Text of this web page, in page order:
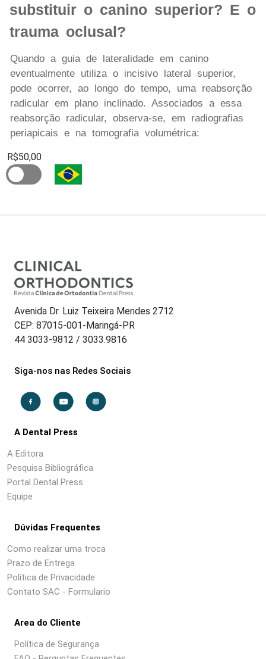
substituir o canino superior? E o
trauma oclusal?
Quando a guia de lateralidade em canino
eventualmente utiliza o incisivo lateral superior,
pode ocorrer, ao longo do tempo, uma reabsorção
radicular em plano inclinado. Associados a essa
reabsorção radicular, observa-se, em radiografias
periapicais e na tomografia volumétrica:
R$50,00
Avenida Dr. Luiz Teixeira Mendes 2712
CEP: 87015-001-Maringá-PR
44 3033-9812 / 3033.9816
Siga-nos nas Redes Sociais
A Dental Press
A Editora
Pesquisa Bibliográfica
Portal Dental Press
Equipe
Dúvidas Frequentes
Como realizar uma troca
Prazo de Entrega
Política de Privacidade
Contato SAC - Formulario
Area do Cliente
Política de Segurança